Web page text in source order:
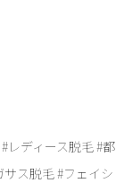
レディース脱毛 #都
サス脱毛 #フェイシ